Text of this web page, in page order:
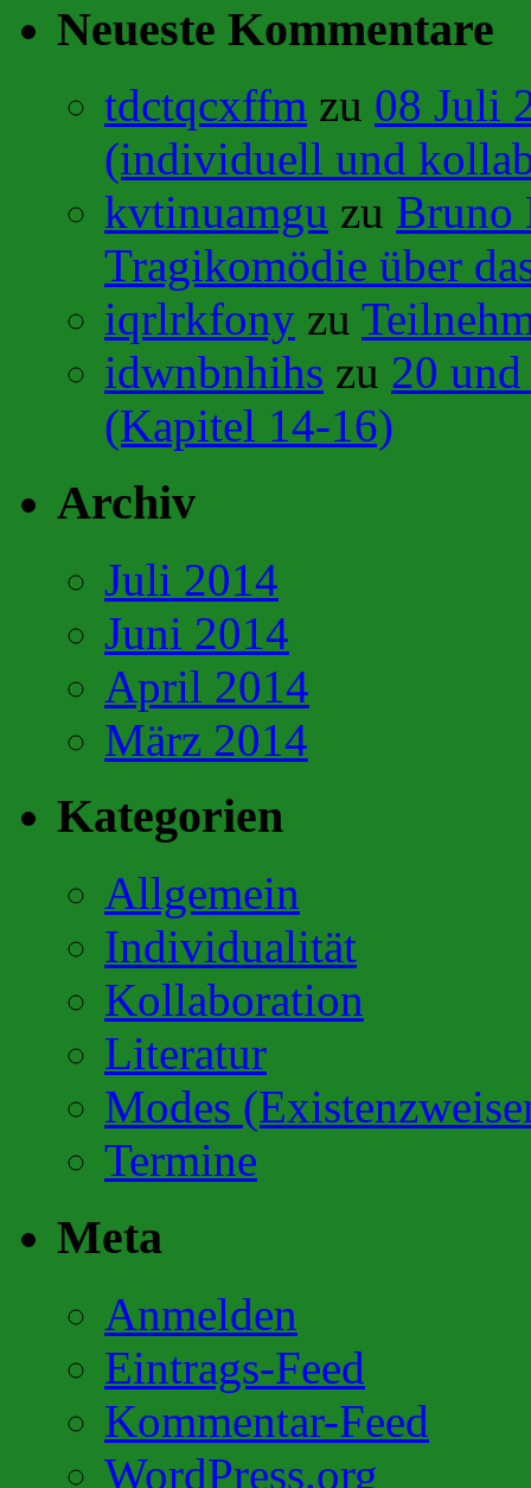
Neueste Kommentare
tdctqcxffm zu 08 Juli
(individuell und
kvtinuamgu zu Bruno
Tragikomödie über
iqrlrkfony zu
idwnbnhihs zu 20
(Kapitel 14-16)
Archiv
Juli 2014
Juni 2014
April 2014
März 2014
Kategorien
Allgemein
Individualität
Kollaboration
Literatur
Modes
Termine
Meta
Anmelden
Eintrags-Feed
Kommentar-Feed
WordPress.org